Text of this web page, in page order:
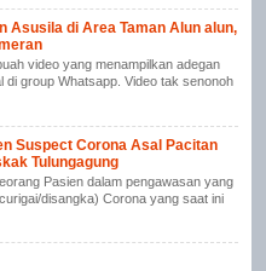
Asusila di Area Taman Alun alun,
video yang menampilkan adegan
di group Whatsapp. Video tak senonoh
Suspect Corona Asal Pacitan
Tulungagung
Pasien dalam pengawasan yang
disangka) Corona yang saat ini